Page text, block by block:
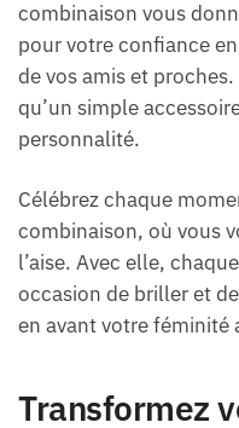
combinaison vous
pour votre confiance
de vos amis et
qu’un simple
personnalité.
Célébrez chaque
combinaison, où vous
l’aise. Avec elle,
occasion de briller et
en avant votre féminité
Transformez